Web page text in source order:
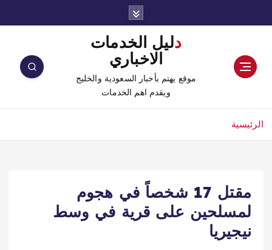
دليل الخدمات
الاخباري
موقع يهتم بأخبار السعودية والخليج
ويقدم اهم الخدمات
الرئيسية
مقتل 17 شخصاً في هجوم
لمسلحين على قرية في وسط
نيجيريا